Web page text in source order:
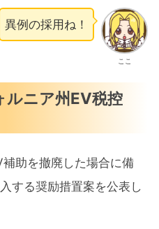
ここ
異例の採用ね！
ルニア州EV税控
補助を撤廃した場合に備
する奨励措置案を公表し